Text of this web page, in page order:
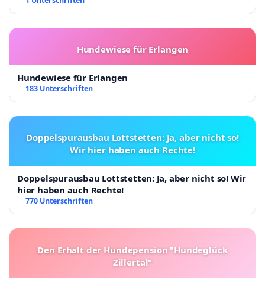
Hundewiese für Erlangen
Hundewiese für Erlangen
183 Unterschriften
Doppelspurausbau Lottstetten: Ja, aber nicht so!
Wir hier haben auch Rechte!
Doppelspurausbau Lottstetten: Ja, aber nicht so! Wir
hier haben auch Rechte!
770 Unterschriften
Den Erhalt der Hundepension "Hundeglück
Zillertal"